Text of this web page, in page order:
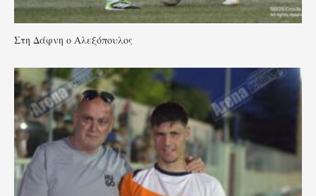
Στη Δάφνη ο Αλεξόπουλος